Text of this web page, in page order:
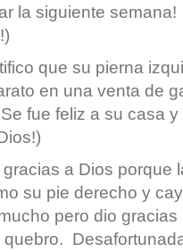
la siguiente
que su pierna
en una venta de
fue feliz a su casa
a Dios porque
su pie derecho y
pero dio gracias